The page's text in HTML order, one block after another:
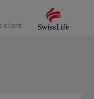
client